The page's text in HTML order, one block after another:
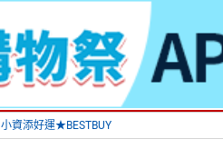
小資添好運★BESTBUY